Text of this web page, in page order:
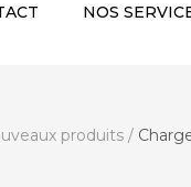
NOS
produits /